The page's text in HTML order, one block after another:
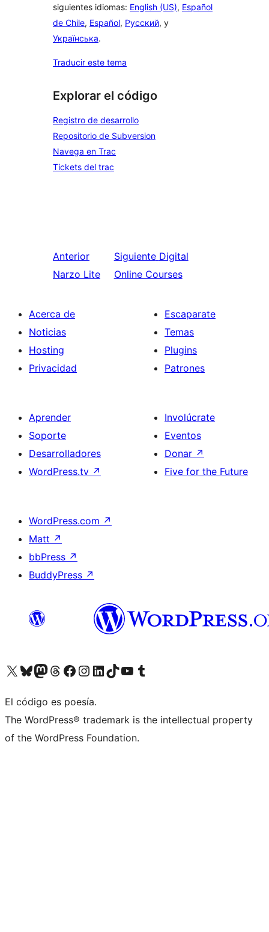
siguientes idiomas: English (US), Español
de Chile, Español, Русский, y
Українська.
Traducir este tema
Explorar el código
Registro de desarrollo
Repositorio de Subversion
Navega en Trac
Tickets del trac
Anterior
Narzo Lite
Siguiente Digital
Online Courses
Acerca de
Noticias
Hosting
Privacidad
Escaparate
Temas
Plugins
Patrones
Aprender
Soporte
Desarrolladores
WordPress.tv ↗
Involúcrate
Eventos
Donar ↗
Five for the Future
WordPress.com ↗
Matt ↗
bbPress ↗
BuddyPress ↗
Visita nuestra cuenta de X (anteriormente Twitter)
Visita nuestra cuenta de Bluesky
Visita nuestra cuenta de Mastodon
Visita nuestra cuenta de Threads
Visita nuestra página de Facebook
Visita nuestra cuenta de Instagram
Visita nuestra cuenta de LinkedIn
Visita nuestra cuenta de TikTok
Visita nuestro canal de YouTube
Visita nuestra cuenta de Tumblr
El código es poesía.
The WordPress® trademark is the intellectual property
of the WordPress Foundation.